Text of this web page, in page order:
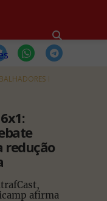
redução
afirma